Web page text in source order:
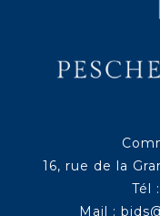
16, rue de la
Tél
Mail :